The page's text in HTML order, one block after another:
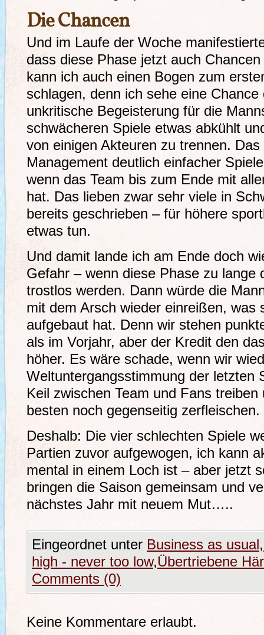
Die Chancen
Und im Laufe der Woche
dass diese Phase jetzt auch
kann ich auch einen Bogen zum
schlagen, denn ich sehe eine
unkritische Begeisterung für die
schwächeren Spiele etwas abkühlt
von einigen Akteuren zu trennen.
Management deutlich einfacher
wenn das Team bis zum Ende mit
hat. Das lieben zwar sehr viele in
bereits geschrieben – für höhere
etwas tun.
Und damit lande ich am Ende doch
Gefahr – wenn diese Phase zu lange
trostlos werden. Dann würde die
mit dem Arsch wieder einreißen, was
aufgebaut hat. Denn wir stehen
als im Vorjahr, aber der Kredit den
höher. Es wäre schade, wenn wir
Weltuntergangsstimmung der letzten
Keil zwischen Team und Fans
besten noch gegenseitig zerfleischen.
Deshalb: Die vier schlechten Spiele
Partien zuvor aufgewogen, ich kann
mental in einem Loch ist – aber jetzt
bringen die Saison gemeinsam und
nächstes Jahr mit neuem Mut…..
Eingeordnet unter Business as usual,
high - never too low,Übertriebene
Comments (0)
Keine Kommentare erlaubt.